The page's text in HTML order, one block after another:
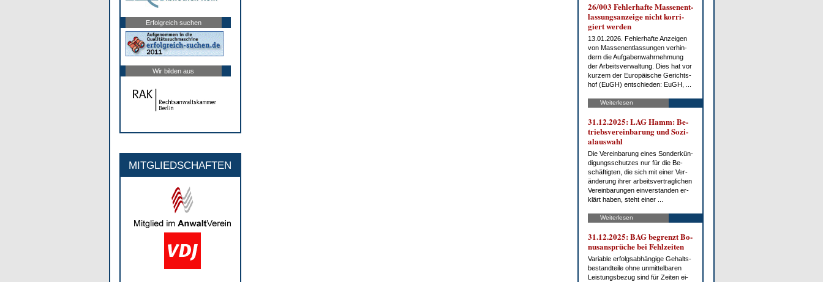
Erfolgreich suchen
Wir bilden aus
MITGLIEDSCHAFTEN
26/003 Feh­ler­haf­te Mas­sen­ent­
las­sungs­an­zei­ge nicht kor­ri­
giert wer­den
13.01.2026. Feh­ler­haf­te An­zei­gen
von Mas­sen­ent­las­sun­gen ver­hin­
dern die Auf­ga­ben­wahr­neh­mung
der Ar­beits­ver­wal­tung. Dies hat vor
kur­zem der Eu­ro­päi­sche Ge­richts­
hof (EuGH) ent­schie­den: EuGH, ...
Weiterlesen
31.12.2025: LAG Hamm: Be­
triebs­ver­ein­ba­rung und So­zi­
al­aus­wahl
Die Ver­ein­ba­rung ei­nes Son­der­kün­
di­gungs­schut­zes nur für die Be­
schäf­tig­ten, die sich mit ei­ner Ver­
än­de­rung ih­rer ar­beits­ver­trag­li­chen
Ver­ein­ba­run­gen ein­ver­stan­den er­
klärt ha­ben, steht ei­ner ...
Weiterlesen
31.12.2025: BAG be­grenzt Bo­
nus­an­sprü­che bei Fehl­zei­ten
Va­ria­ble er­folgs­ab­hän­gi­ge Ge­halts­
be­stand­tei­le oh­ne un­mit­tel­ba­ren
Leis­tungs­be­zug sind für Zei­ten ei­